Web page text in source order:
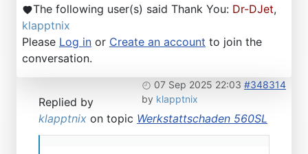
The following user(s) said Thank You: Dr-DJet,
klapptnix
Please Log in or Create an account to join the
conversation.
07 Sep 2025 22:03 #348314
by klapptnix
Replied by
klapptnix on topic Werkstattschaden 560SL